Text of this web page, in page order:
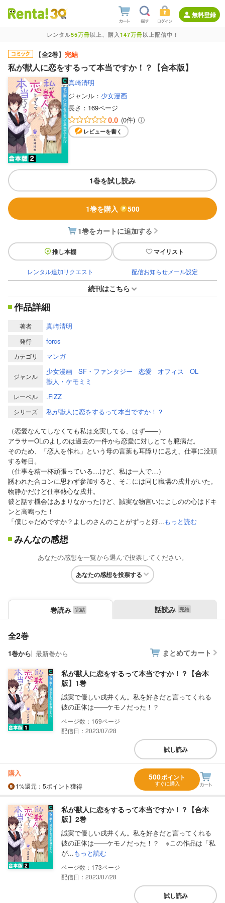
無料登録
レンタル55万冊以上、購入147万冊以上配信中！
【全2巻】 完結
私が獣人に恋をするって本当ですか！？【合本版】
真崎清明
ジャンル： 少女漫画
長さ： 169ページ
0.0 (0件)
レビューを書く
1巻を試し読み
1巻を購入 500
1巻をカートに追加する
推し本棚 マイリスト
レンタル追加リクエスト 配信お知らせメール設定
続刊はこちら
作品詳細
著者 真崎清明
発行 forcs
カテゴリ マンガ
ジャンル
少女漫画 SF・ファンタジー 恋愛 オフィス
OL
獣人・ケモミミ
レーベル .FiZZ
シリーズ
私が獣人に恋をするって本当ですか！？
（恋愛なんてしなくても私は充実してる、はず――）
アラサーOLのよしのは過去の一件から恋愛に対しとても臆病だ。
そのため、「恋人を作れ」という母の言葉も耳障りに思え、仕事に没頭
する毎日。
（仕事を精一杯頑張っている…けど、私は一人で…）
誘われた合コンに思わず参加すると、そこには同じ職場の戌井がいた。
物静かだけど仕事熱心な戌井。
彼と話す機会はあまりなかったけど、誠実な物言いによしのの心はドキ
ンと高鳴った！
「僕じゃだめですか？よしのさんのことがずっと好...もっと読む
みんなの感想
あなたの感想を一覧から選んで投票してください。
あなたの感想を投票する
巻読み 話読み
全2巻
1巻から 最新巻から まとめてカート
私が獣人に恋をするって本当ですか！？【合本
版】1巻
誠実で優しい戌井くん。私を好きだと言ってくれる
彼の正体は――ケモノだった！？
169
配信日：2023/07/28
試し読み
購入
1%還元 ：5ポイント獲得
500ポイント
すぐに購入
私が獣人に恋をするって本当ですか！？【合本
版】2巻
誠実で優しい戌井くん。私を好きだと言ってくれる
彼の正体は――ケモノだった！？ ※この作品は「私
が...もっと読む
173
配信日：2023/07/28
試し読み